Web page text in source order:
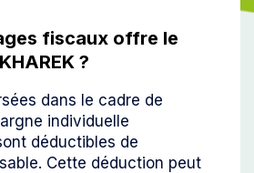
fiscaux offre le
?
dans le cadre de
individuelle
déductibles de
Cette déduction peut